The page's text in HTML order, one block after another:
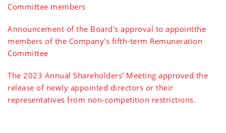
Committee members
Announcement of the Board's approval to appointthe
members of the Company's fifth-term Remuneration
Committee
The 2023 Annual Shareholders' Meeting approved the
release of newly appointed directors or their
representatives from non-competition restrictions.